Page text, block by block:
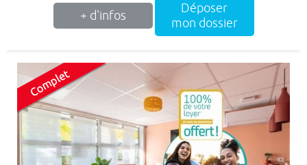
+ d'infos
Déposer
mon dossier